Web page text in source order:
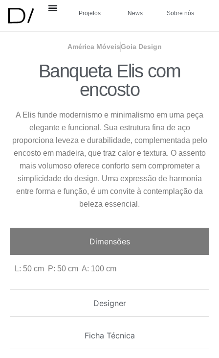
Projetos News Sobre nós
América MóveisGoia Design
Banqueta Elis com
encosto
A Elis funde modernismo e minimalismo em uma peça
elegante e funcional. Sua estrutura fina de aço
proporciona leveza e durabilidade, complementada pelo
encosto em madeira, que traz calor e textura. O assento
mais volumoso oferece conforto sem comprometer a
simplicidade do design. Uma expressão de harmonia
entre forma e função, é um convite à contemplação da
beleza essencial.
Dimensões
Designer
Ficha Técnica
L: 50 cm P: 50 cm A: 100 cm